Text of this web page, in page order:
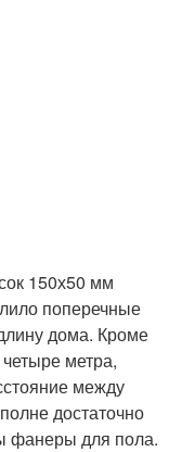
150х50 мм
поперечные
дома. Кроме
метра,
между
достаточно
фанеры для пола.